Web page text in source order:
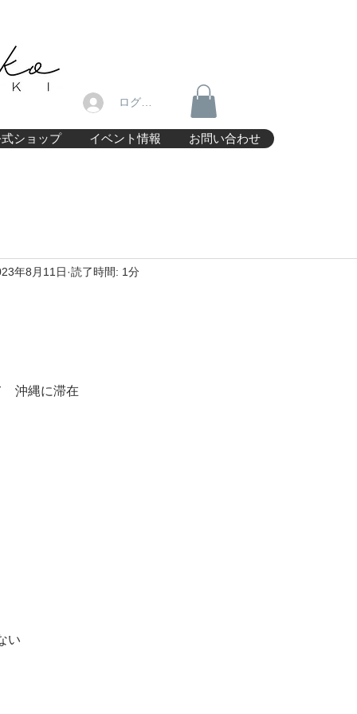
ログイン
ショップ イベント情報 お問い合わせ
年8月11日 読了時間: 1分
沖縄に滞在
い